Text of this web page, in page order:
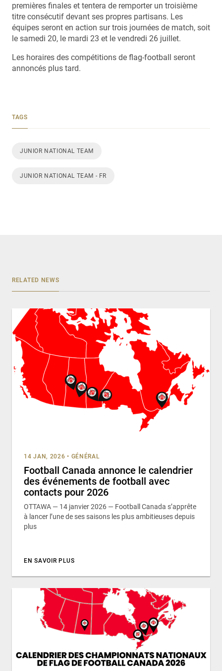
premières finales et tentera de remporter un troisième
titre consécutif devant ses propres partisans. Les
équipes seront en action sur trois journées de match, soit
le samedi 20, le mardi 23 et le vendredi 26 juillet.
Les horaires des compétitions de flag-football seront
annoncés plus tard.
TAGS
JUNIOR NATIONAL TEAM
JUNIOR NATIONAL TEAM - FR
RELATED NEWS
14 JAN, 2026 • GÉNÉRAL
Football Canada annonce le calendrier
des événements de football avec
contacts pour 2026
OTTAWA — 14 janvier 2026 — Football Canada s’apprête
à lancer l’une de ses saisons les plus ambitieuses depuis
plus
EN SAVOIR PLUS